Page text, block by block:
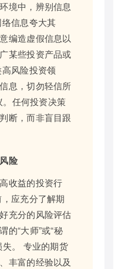
境中，辨别信息
信息夸大其
编造虚假信息以
某些投资产品或
风险投资领
息，切勿轻信所
。任何投资决策
断，而非盲目跟
险
收益的投资行
应充分了解期
充分的风险评估
的“大师”或“秘
。 专业的期货
丰富的经验以及